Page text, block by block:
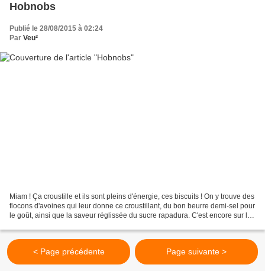
Hobnobs
Publié le 28/08/2015 à 02:24
Par Veu²
Miam ! Ça croustille et ils sont pleins d'énergie, ces biscuits ! On y trouve des
flocons d'avoines qui leur donne ce croustillant, du bon beurre demi-sel pour
le goût, ainsi que la saveur réglissée du sucre rapadura. C'est encore sur le
< Page précédente Page suivante >